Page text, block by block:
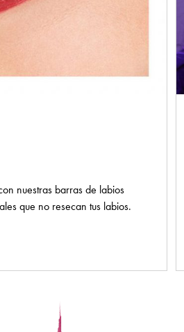
nuestras barras de labios
que no resecan tus labios.